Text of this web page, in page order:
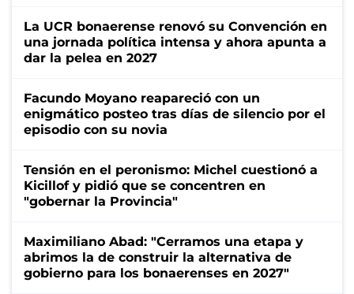
La UCR bonaerense renovó su Convención en
una jornada política intensa y ahora apunta a
dar la pelea en 2027
Facundo Moyano reapareció con un
enigmático posteo tras días de silencio por el
episodio con su novia
Tensión en el peronismo: Michel cuestionó a
Kicillof y pidió que se concentren en
"gobernar la Provincia"
Maximiliano Abad: "Cerramos una etapa y
abrimos la de construir la alternativa de
gobierno para los bonaerenses en 2027"